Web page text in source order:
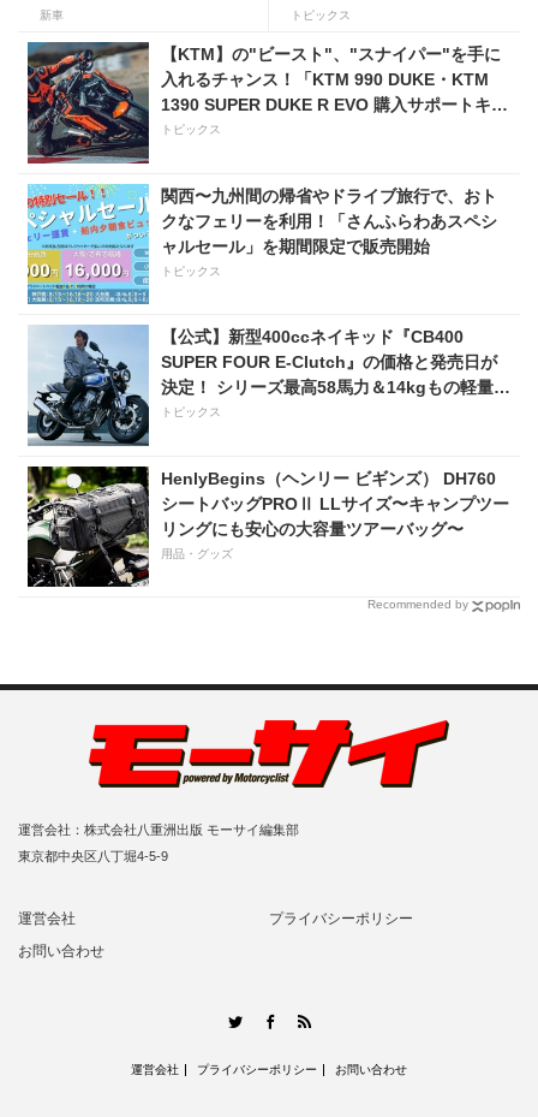
なった2026年モデルは、価格
80万800円〜で7月31日発
売！
新車
のバイク日和 第3回】
トピックス
【KTM】の"ビースト"、"スナイパー"を手に
入れるチャンス！「KTM 990 DUKE・KTM
1390 SUPER DUKE R EVO 購入サポートキャ
ンペーン」
トピックス
関西〜九州間の帰省やドライブ旅行で、おト
クなフェリーを利用！「さんふらわあスペシ
ャルセール」を期間限定で販売開始
トピックス
【公式】新型400ccネイキッド『CB400
SUPER FOUR E-Clutch』の価格と発売日が
決定！ シリーズ最高58馬力＆14kgもの軽量
化!? 完全に「旧CB400SF」を超えた!?
トピックス
HenlyBegins（ヘンリー ビギンズ） DH760
シートバッグPROⅡ LLサイズ〜キャンプツー
リングにも安心の大容量ツアーバッグ〜
用品・グッズ
Recommended by
運営会社：株式会社八重洲出版 モーサイ編集部
東京都中央区八丁堀4-5-9
運営会社
プライバシーポリシー
お問い合わせ
TwitterFacebook
運営会社 プライバシーポリシー お問い合わせ